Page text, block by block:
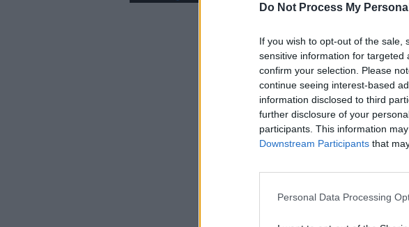
Do Not Process My
If you wish to opt-out of the sale,
sensitive information for targeted
confirm your selection. Please
continue seeing interest-based
information disclosed to third
further disclosure of your
participants. This information
Downstream Participants that
Personal Data Processing